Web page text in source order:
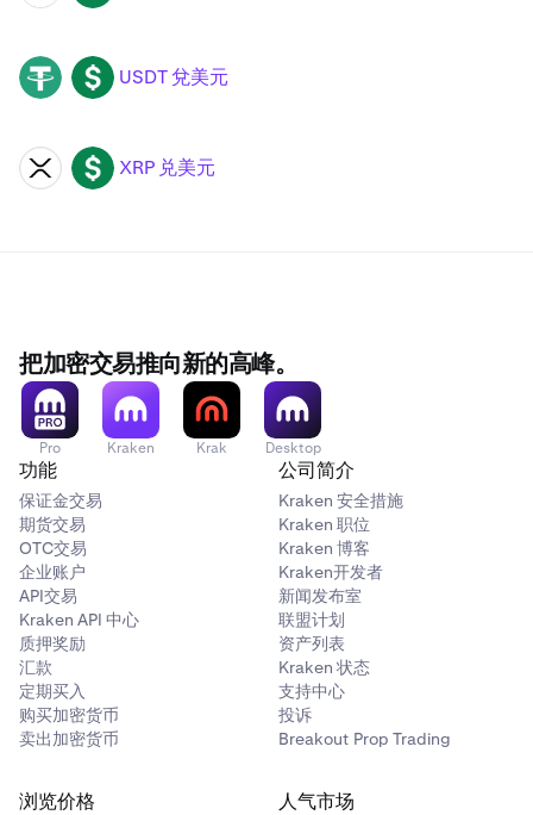
USDT USD USDT 兌美元
XRP USD XRP 兑美元
把加密交易推向新的高峰。
Pro Kraken Krak Desktop
功能
保证金交易
期货交易
OTC交易
企业账户
API交易
Kraken API 中心
质押奖励
汇款
定期买入
购买加密货币
卖出加密货币
公司简介
Kraken 安全措施
Kraken 职位
Kraken 博客
Kraken开发者
新闻发布室
联盟计划
资产列表
Kraken 状态
支持中心
投诉
Breakout Prop Trading
浏览价格 人气市场